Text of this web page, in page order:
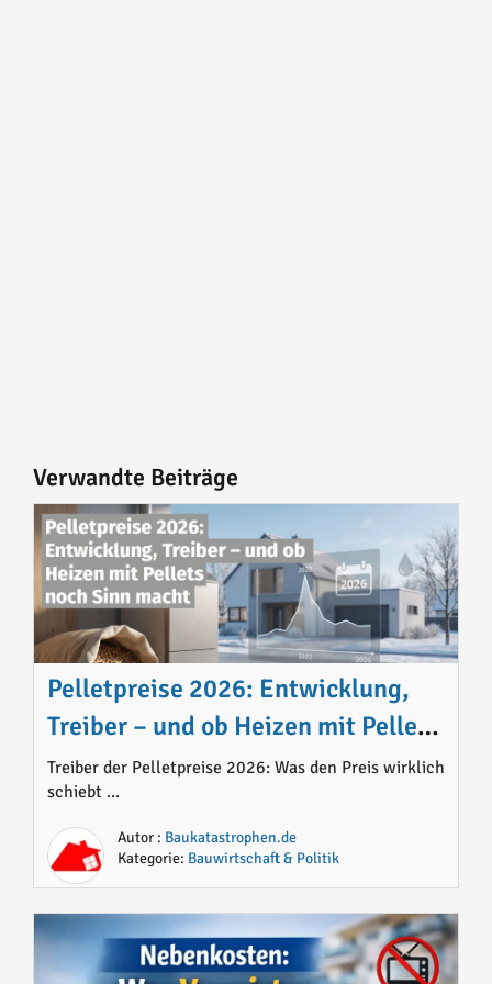
Verwandte Beiträge
Pelletpreise 2026: Entwicklung,
Treiber – und ob Heizen mit Pellets
noch Sinn macht
Treiber der Pelletpreise 2026: Was den Preis wirklich
schiebt ...
Autor : Baukatastrophen.de
Kategorie: Bauwirtschaft & Politik